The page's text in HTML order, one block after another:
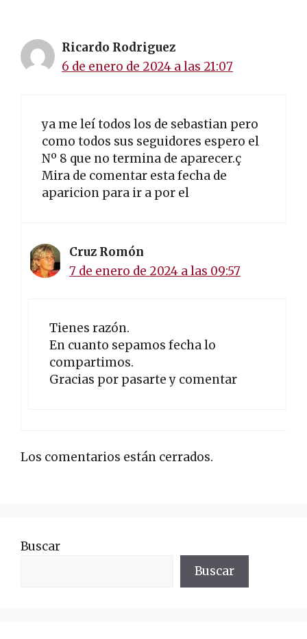
Ricardo Rodriguez
6 de enero de 2024 a las 21:07
ya me leí todos los de sebastian pero
como todos sus seguidores espero el
Nº 8 que no termina de aparecer.ç
Mira de comentar esta fecha de
aparicion para ir a por el
Cruz Romón
7 de enero de 2024 a las 09:57
Tienes razón.
En cuanto sepamos fecha lo
compartimos.
Gracias por pasarte y comentar
Los comentarios están cerrados.
Buscar
Buscar